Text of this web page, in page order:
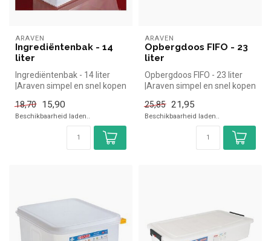
ARAVEN
Ingrediëntenbak - 14
liter
Ingrediëntenbak - 14 liter
|Araven simpel en snel kopen
18,70
15,90
Beschikbaarheid laden..
ARAVEN
Opbergdoos FIFO - 23
liter
Opbergdoos FIFO - 23 liter
|Araven simpel en snel kopen
25,85 21,95
Beschikbaarheid laden..